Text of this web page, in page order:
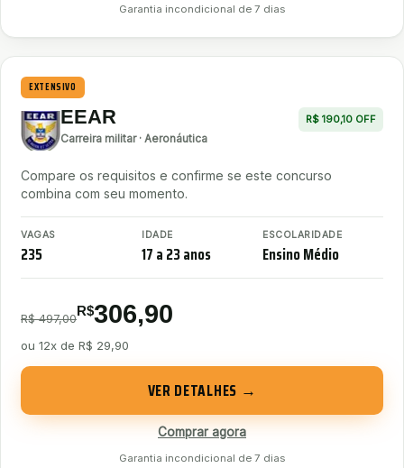
Garantia incondicional de 7 dias
EXTENSIVO
EEAR
Carreira militar · Aeronáutica
R$ 190,10 OFF
Compare os requisitos e confirme se este concurso
combina com seu momento.
VAGAS
235
IDADE
17 a 23 anos
ESCOLARIDADE
Ensino Médio
R$ 497,00R$306,90
ou 12x de R$ 29,90
VER DETALHES →
Comprar agora
Garantia incondicional de 7 dias